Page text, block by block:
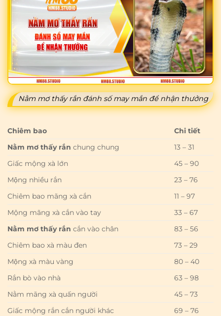
Nằm mơ thấy rắn đánh số may mắn để nhận thưởng
Chiêm bao
Chi tiết
Nằm mơ thấy rắn chung chung
13 – 31
Giấc mộng xà lớn
45 – 90
Mộng nhiều rắn
23 – 76
Chiêm bao mãng xà cắn
11 – 97
Mộng mãng xà cắn vào tay
33 – 67
Nằm mơ thấy rắn cắn vào chân
83 – 56
Chiêm bao xà màu đen
73 – 29
Mộng xà màu vàng
80 – 40
Rắn bò vào nhà
63 – 98
Nằm mãng xà quấn người
45 – 73
Giấc mộng rắn cắn người khác
69 – 76